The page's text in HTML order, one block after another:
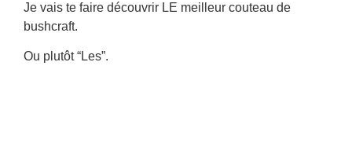
Je vais te faire découvrir LE meilleur couteau de
bushcraft.
Ou plutôt “Les”.